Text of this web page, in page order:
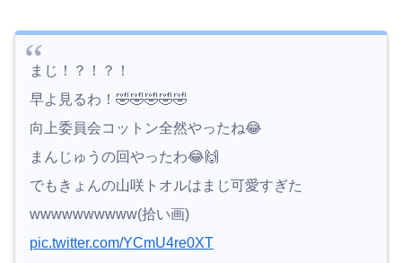
まじ！？！？！
早よ見るわ！🤣🤣🤣🤣🤣
向上委員会コットン全然やったね😂
まんじゅうの回やったわ😂🙌
でもきょんの山咲トオルはまじ可愛すぎた
wwwwwwwwww(拾い画)
pic.twitter.com/YCmU4re0XT